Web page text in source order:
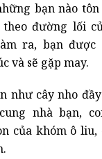
bạn nào
đường lối
ra, bạn được
và sẽ gặp may.
như cây nho
nhà bạn,
của khóm ô liu,